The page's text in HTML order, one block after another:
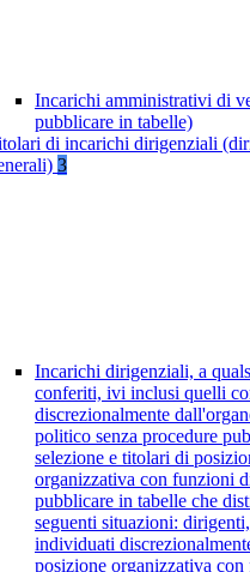
Incarichi amministrativi di
pubblicare in tabelle)
di incarichi dirigenziali
3
Incarichi dirigenziali, a
conferiti, ivi inclusi quelli
discrezionalmente
politico senza procedure
selezione e titolari di
organizzativa con funzioni
pubblicare in tabelle che
seguenti situazioni:
individuati
posizione organizzativa